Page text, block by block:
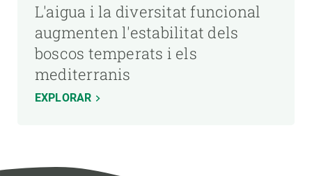
L'aigua i la diversitat funcional
augmenten l'estabilitat dels
boscos temperats i els
mediterranis
EXPLORAR